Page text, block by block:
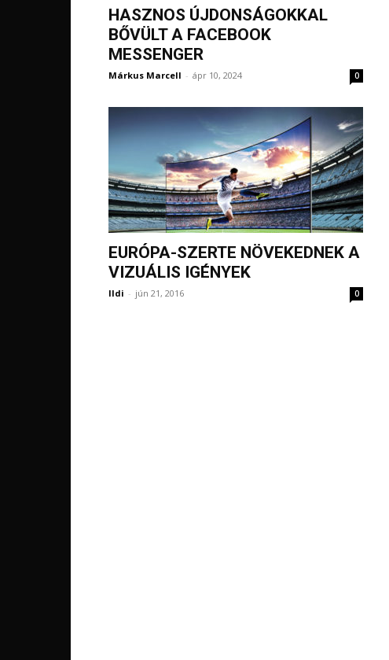
HASZNOS ÚJDONSÁGOKKAL
BŐVÜLT A FACEBOOK
MESSENGER
Márkus Marcell - ápr 10, 2024 0
EURÓPA-SZERTE NÖVEKEDNEK A
VIZUÁLIS IGÉNYEK
Ildi - jún 21, 2016 0